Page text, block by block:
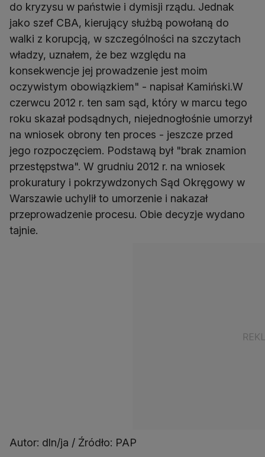
do kryzysu w państwie i dymisji rządu. Jednak
jako szef CBA, kierujący służbą powołaną do
walki z korupcją, w szczególności na szczytach
władzy, uznałem, że bez względu na
konsekwencje jej prowadzenie jest moim
oczywistym obowiązkiem" - napisał Kamiński.W
czerwcu 2012 r. ten sam sąd, który w marcu tego
roku skazał podsądnych, niejednogłośnie umorzył
na wniosek obrony ten proces - jeszcze przed
jego rozpoczęciem. Podstawą był "brak znamion
przestępstwa". W grudniu 2012 r. na wniosek
prokuratury i pokrzywdzonych Sąd Okręgowy w
Warszawie uchylił to umorzenie i nakazał
przeprowadzenie procesu. Obie decyzje wydano
tajnie.
Autor: dln/ja / Źródło: PAP